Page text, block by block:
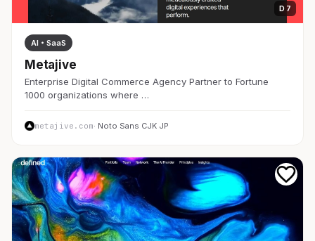
D 7
AI・SaaS
Metajive
Enterprise Digital Commerce Agency Partner to Fortune
1000 organizations where …
metajive.com· Noto Sans CJK JP